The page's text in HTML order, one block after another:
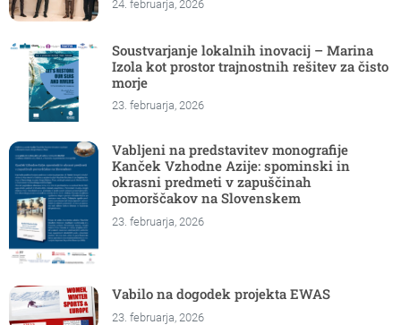
24. februarja, 2026
Soustvarjanje lokalnih inovacij – Marina
Izola kot prostor trajnostnih rešitev za čisto
morje
23. februarja, 2026
Vabljeni na predstavitev monografije
Kanček Vzhodne Azije: spominski in
okrasni predmeti v zapuščinah
pomorščakov na Slovenskem
23. februarja, 2026
Vabilo na dogodek projekta EWAS
23. februarja, 2026